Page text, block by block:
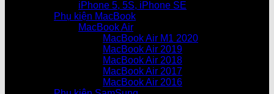
iPhone 5, 5S, iPhone SE
Phụ kiện MacBook
MacBook Air
MacBook Air M1 2020
MacBook Air 2019
MacBook Air 2018
MacBook Air 2017
MacBook Air 2016